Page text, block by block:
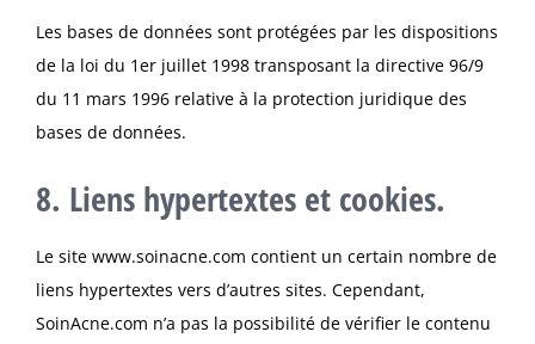
Les bases de données sont protégées par les dispositions
de la loi du 1er juillet 1998 transposant la directive 96/9
du 11 mars 1996 relative à la protection juridique des
bases de données.
8. Liens hypertextes et cookies.
Le site www.soinacne.com contient un certain nombre de
liens hypertextes vers d’autres sites. Cependant,
SoinAcne.com n’a pas la possibilité de vérifier le contenu